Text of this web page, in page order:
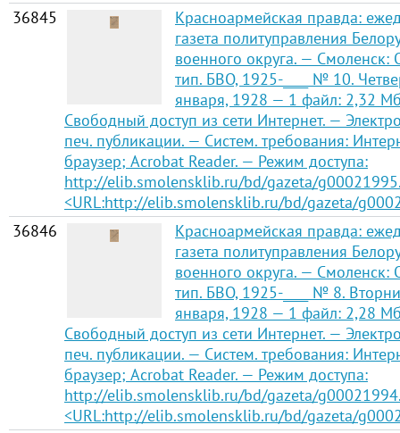
36845
Красноармейская правда:
газета политуправления
военного округа. — Смоленск:
тип. БВО, 1925-____ № 10.
января, 1928 — 1 файл: 2,32
Свободный доступ из сети Интернет. —
печ. публикации. — Систем. требования:
браузер; Acrobat Reader. — Режим доступа:
http://elib.smolensklib.ru/bd/gazeta/
<URL:http://elib.smolensklib.ru/bd/gazeta/
36846
Красноармейская правда:
газета политуправления
военного округа. — Смоленск:
тип. БВО, 1925-____ № 8.
января, 1928 — 1 файл: 2,28
Свободный доступ из сети Интернет. —
печ. публикации. — Систем. требования:
браузер; Acrobat Reader. — Режим доступа:
http://elib.smolensklib.ru/bd/gazeta/
<URL:http://elib.smolensklib.ru/bd/gazeta/